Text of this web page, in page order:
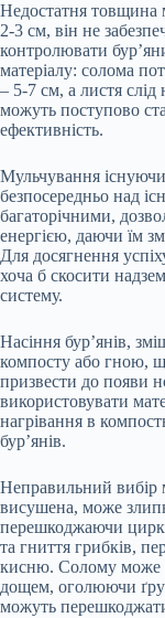
Недостатня товщина
2-3 см, він не
контролювати
матеріалу: солома
– 5-7 см, а листя
можуть поступово
ефективність.
Мульчування
безпосередньо над
багаторічними,
енергією, даючи їм
Для досягнення
хоча б скосити
систему.
Насіння бур’янів,
компосту або гною,
призвести до появи
використовувати
нагрівання в
бур’янів.
Неправильний вибір
висушена, може
перешкоджаючи
та гниття грибків,
кисню. Солому може
дощем, оголюючи
можуть